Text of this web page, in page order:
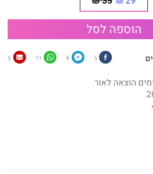
הוספה לסל
5
8
11
5
הוצאה לאור